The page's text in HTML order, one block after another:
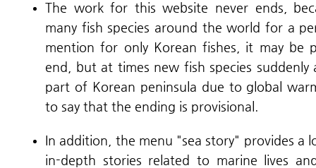
The work for this website never ends,
many fish species around the world for a
mention for only Korean fishes, it may be
end, but at times new fish species suddenly
part of Korean peninsula due to global
to say that the ending is provisional.
In addition, the menu "sea story" provides a
in-depth stories related to marine lives